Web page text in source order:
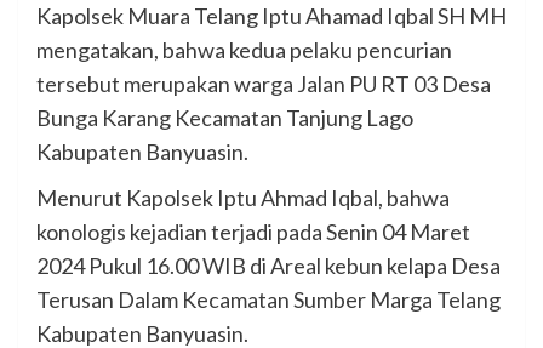
Kapolsek Muara Telang Iptu Ahamad Iqbal SH MH
mengatakan, bahwa kedua pelaku pencurian
tersebut merupakan warga Jalan PU RT 03 Desa
Bunga Karang Kecamatan Tanjung Lago
Kabupaten Banyuasin.
Menurut Kapolsek Iptu Ahmad Iqbal, bahwa
konologis kejadian terjadi pada Senin 04 Maret
2024 Pukul 16.00 WIB di Areal kebun kelapa Desa
Terusan Dalam Kecamatan Sumber Marga Telang
Kabupaten Banyuasin.